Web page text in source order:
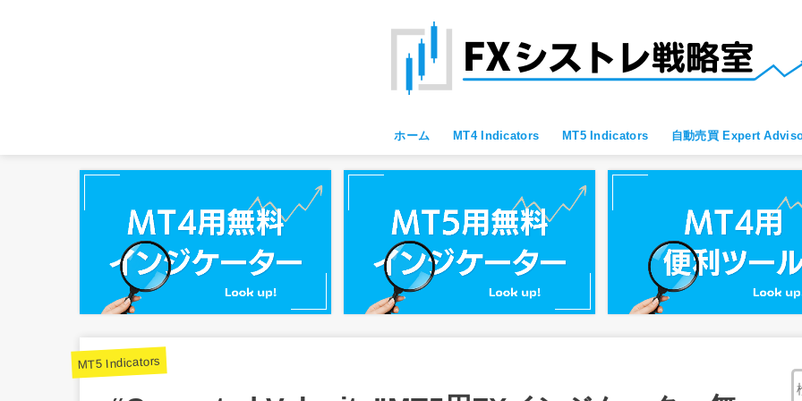
ホーム MT4 Indicators
MT4 すべて
MT4 便利ツール
MT4 Oscillator
MT4 Moving Average
MT4 Fibonacci
MT4 Bollinger Bands
MT4 レジサポ・トレンドライン
MT4 ブレイクアウト向け
MT4 スキャルピング向け
MT4 通貨強弱
MT4 プライスアクション向け
MT5 Indicators 自動売買 Expert
MT5 Indicators